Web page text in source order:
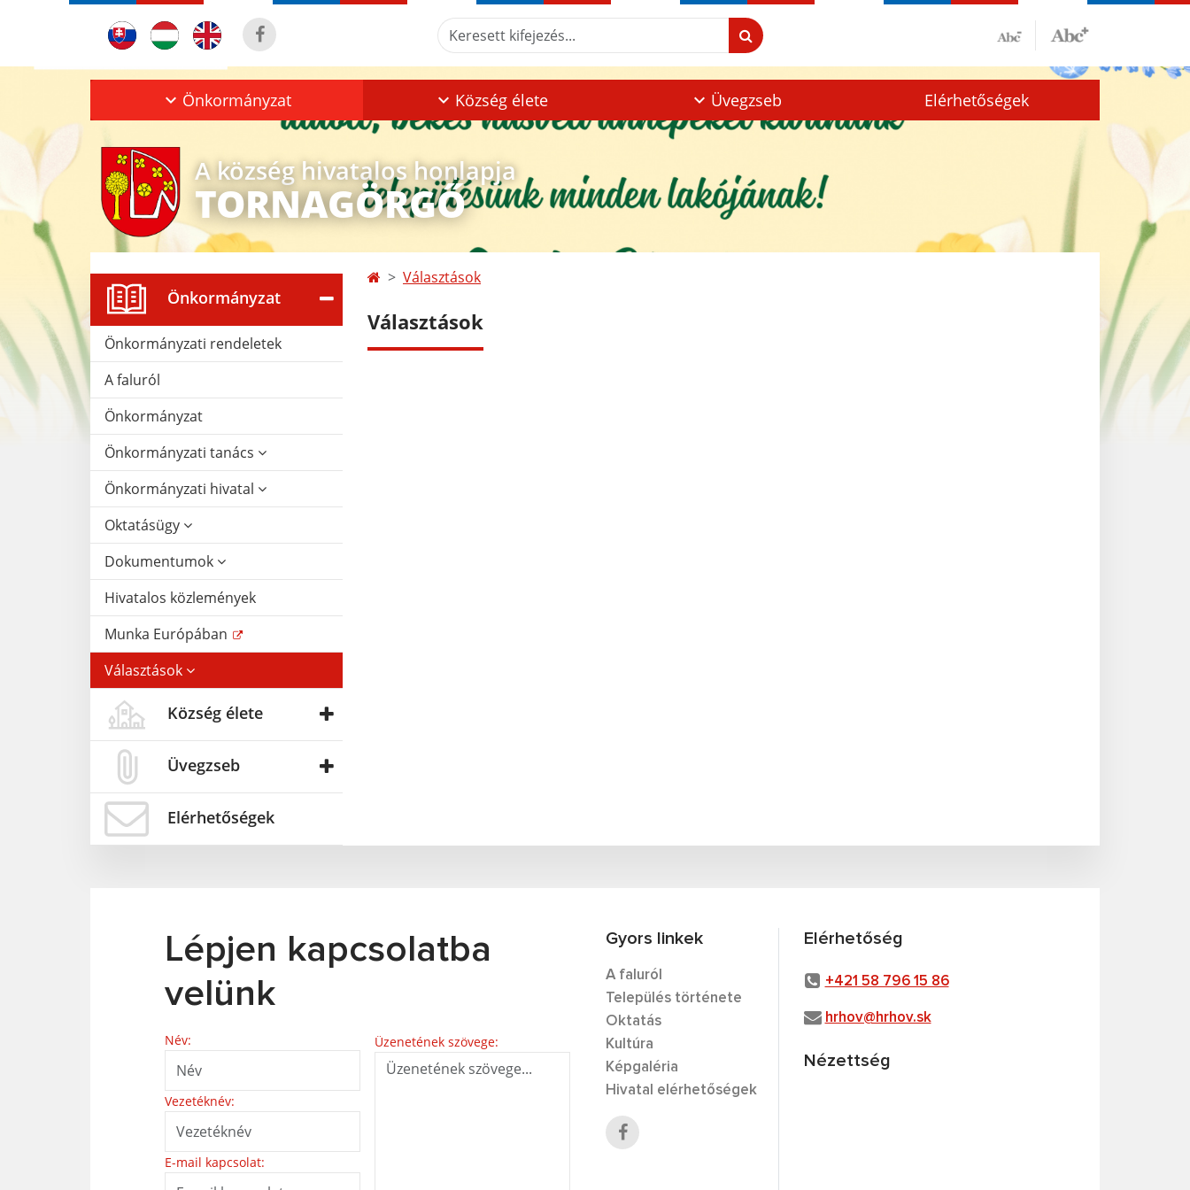
Keresett kifejezés...
Önkormányzat Község élete Üvegzseb Elérhetőségek
A község hivatalos honlapja
TORNAGÖRGŐ
Önkormányzat
Önkormányzati rendeletek
A faluról
Önkormányzat
Önkormányzati tanács
Önkormányzati hivatal
Oktatásügy
Dokumentumok
Hivatalos közlemények
Munka Európában
Választások
Község élete
Üvegzseb
Elérhetőségek
Választások
Választások
Lépjen kapcsolatba
velünk
Név:
Vezetéknév:
E-mail kapcsolat:
Üzenetének szövege:
Gyors linkek
A faluról
Település története
Oktatás
Kultúra
Képgaléria
Hivatal elérhetőségek
Elérhetőség
+421 58 796 15 86
hrhov@hrhov.sk
Nézettség